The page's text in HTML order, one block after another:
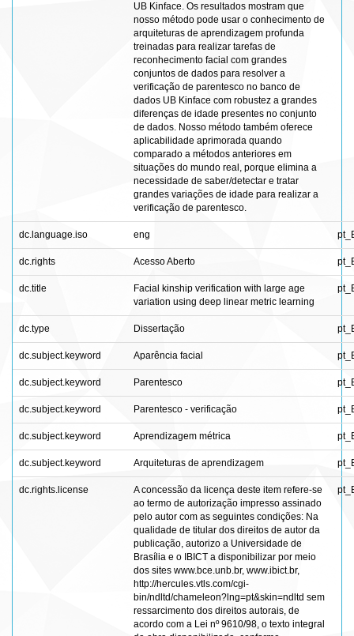
UB Kinface. Os resultados mostram que
nosso método pode usar o conhecimento de
arquiteturas de aprendizagem profunda
treinadas para realizar tarefas de
reconhecimento facial com grandes
conjuntos de dados para resolver a
verificação de parentesco no banco de
dados UB Kinface com robustez a grandes
diferenças de idade presentes no conjunto
de dados. Nosso método também oferece
aplicabilidade aprimorada quando
comparado a métodos anteriores em
situações do mundo real, porque elimina a
necessidade de saber/detectar e tratar
grandes variações de idade para realizar a
verificação de parentesco.
dc.language.iso eng
dc.rights Acesso Aberto
dc.title
Facial kinship verification with large age
variation using deep linear metric learning
dc.type Dissertação
dc.subject.keyword Aparência facial
dc.subject.keyword Parentesco
dc.subject.keyword Parentesco - verificação
dc.subject.keyword Aprendizagem métrica
dc.subject.keyword Arquiteturas de aprendizagem
dc.rights.license
A concessão da licença deste item refere-se
ao termo de autorização impresso assinado
pelo autor com as seguintes condições: Na
qualidade de titular dos direitos de autor da
publicação, autorizo a Universidade de
Brasília e o IBICT a disponibilizar por meio
dos sites www.bce.unb.br, www.ibict.br,
http://hercules.vtls.com/cgi-
bin/ndltd/chameleon?lng=pt&skin=ndltd sem
ressarcimento dos direitos autorais, de
acordo com a Lei nº 9610/98, o texto integral